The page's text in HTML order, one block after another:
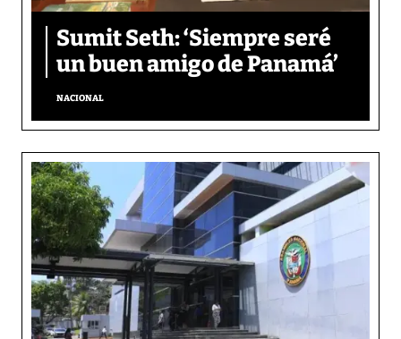
Sumit Seth: ‘Siempre seré
un buen amigo de Panamá’
NACIONAL